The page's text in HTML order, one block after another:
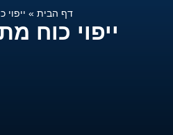
דף הבית »
ייפוי כוח